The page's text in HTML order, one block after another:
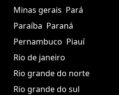
Minas gerais Pará
Paraíba Paraná
Pernambuco Piauí
Rio de janeiro
Rio grande do norte
Rio grande do sul